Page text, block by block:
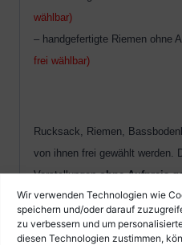
Wir verwenden Technologien wie
speichern und/oder darauf
zu verbessern und um
diesen Technologien zustimmen,
wählbar)
– handgefertigte Riemen ohne
frei wählbar)
Rucksack, Riemen,
von ihnen frei gewählt werden.
Vorstellungenohne Aufpreis
Die verschiedenen Rucksäcke,